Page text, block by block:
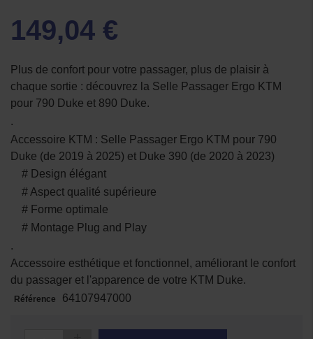
149,04 €
Plus de confort pour votre passager, plus de plaisir à
chaque sortie : découvrez la Selle Passager Ergo KTM
pour 790 Duke et 890 Duke.
.
Accessoire KTM : Selle Passager Ergo KTM pour 790
Duke (de 2019 à 2025) et Duke 390 (de 2020 à 2023)
# Design élégant
# Aspect qualité supérieure
# Forme optimale
# Montage Plug and Play
.
Accessoire esthétique et fonctionnel, améliorant le confort
du passager et l'apparence de votre KTM Duke.
Référence 64107947000